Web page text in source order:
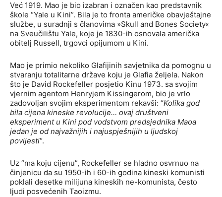
Već 1919. Mao je bio izabran i označen kao predstavnik
škole “Yale u Kini”. Bila je to fronta američke obavještajne
službe, u suradnji s članovima »Skull and Bones Society«
na Sveučilištu Yale, koje je 1830-ih osnovala američka
obitelj Russell, trgovci opijumom u Kini.
Mao je primio nekoliko Glafijinih savjetnika da pomognu u
stvaranju totalitarne države koju je Glafia željela. Nakon
što je David Rockefeller posjetio Kinu 1973. sa svojim
vjernim agentom Henryjem Kissingerom, bio je vrlo
zadovoljan svojim eksperimentom rekavši: “Kolika god
bila cijena kineske revolucije… ovaj društveni
eksperiment u Kini pod vodstvom predsjednika Maoa
jedan je od najvažnijih i najuspješnijih u ljudskoj
povijesti“.
Uz “ma koju cijenu”, Rockefeller se hladno osvrnuo na
činjenicu da su 1950-ih i 60-ih godina kineski komunisti
poklali desetke milijuna kineskih ne-komunista, često
ljudi posvećenih Taoizmu.